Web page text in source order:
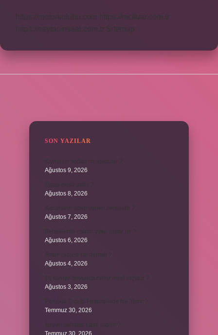
https://motorkulubu.com
https://mcifuar.com.tr
https://saytasinsaat.com.tr
Sitemap
SON YAZILAR
Ağustos 9, 2026
Ağustos 8, 2026
Ağustos 7, 2026
Ağustos 6, 2026
Ağustos 4, 2026
Ağustos 3, 2026
Temmuz 30, 2026
Temmuz 30, 2026